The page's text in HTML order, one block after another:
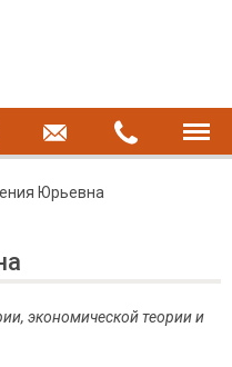
Юрьевна
экономической теории и